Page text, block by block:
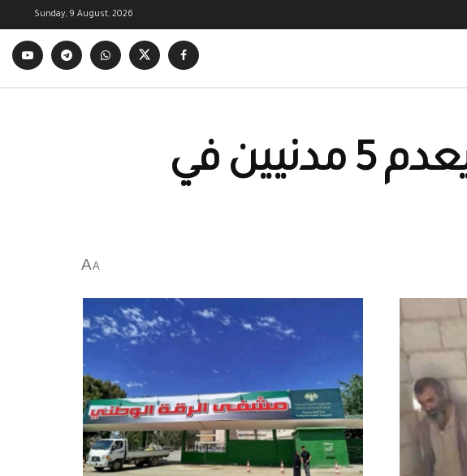
Sunday, 9 August, 2026
إنتقاماً لقصف القرداحة … شبيح يعدم 5 مدنيين في
A
A